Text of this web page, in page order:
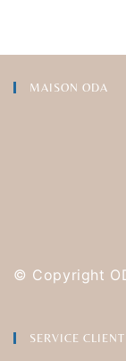
MAISON ODA
© Copyright
SERVICE CLIENT